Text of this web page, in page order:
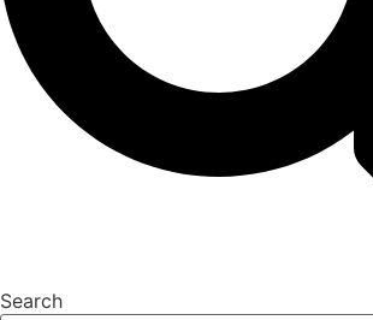
Search